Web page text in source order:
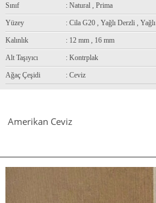
Sınıf : Natural , Prima
Yüzey : Cila G20 , Yağlı Derzli , Yağlı
Kalınlık : 12 mm , 16 mm
Alt Taşıyıcı : Kontrplak
Ağaç Çeşidi : Ceviz
Amerikan Ceviz